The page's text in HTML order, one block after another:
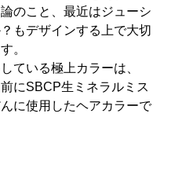
のこと、最近はジューシ
もデザインする上で大切
。
ている極上カラーは、
にSBCP生ミネラルミス
んに使用したヘアカラーで